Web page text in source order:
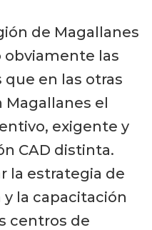
de Magallanes
obviamente las
que en las otras
Magallanes el
exigente y
CAD distinta.
la estrategia de
la capacitación
centros de